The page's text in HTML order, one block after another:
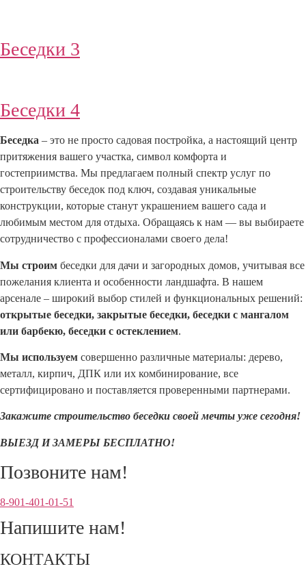
Беседки 3
Беседки 4
Беседка – это не просто садовая постройка, а настоящий центр
притяжения вашего участка, символ комфорта и
гостеприимства. Мы предлагаем полный спектр услуг по
строительству беседок под ключ, создавая уникальные
конструкции, которые станут украшением вашего сада и
любимым местом для отдыха. Обращаясь к нам — вы выбираете
сотрудничество с профессионалами своего дела!
Мы строим беседки для дачи и загородных домов, учитывая все
пожелания клиента и особенности ландшафта. В нашем
арсенале – широкий выбор стилей и функциональных решений:
открытые беседки, закрытые беседки, беседки с мангалом
или барбекю, беседки с остеклением.
Мы используем совершенно различные материалы: дерево,
металл, кирпич, ДПК или их комбинирование, все
сертифицировано и поставляется проверенными партнерами.
Закажите строительство беседки своей мечты уже сегодня!
ВЫЕЗД И ЗАМЕРЫ БЕСПЛАТНО!
Позвоните нам!
8-901-401‑01‑51‬
Напишите нам!
КОНТАКТЫ